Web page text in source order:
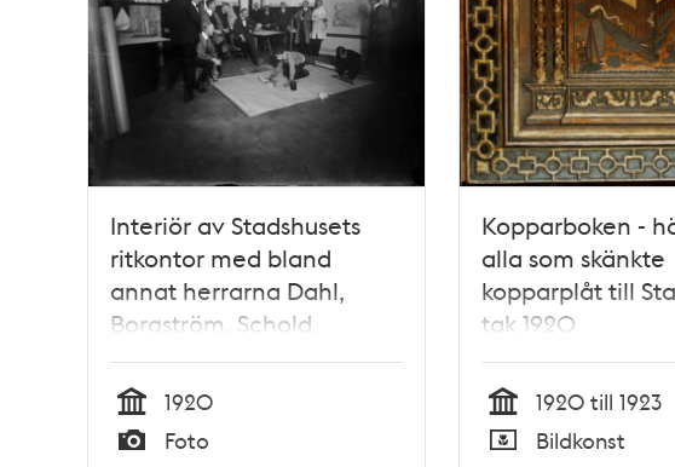
Interiör av Stadshusets
ritkontor med bland
annat herrarna Dahl,
Borgström, Schold,
Nordgren, Karlsson,
Hawerman och
Wernstedt, med
springpojkarna Persson
Tid
1920
Foto
Kopparboken -
alla som skänkte
kopparplåt till
tak 1920
Tid
1920 till 1923
Bildkonst